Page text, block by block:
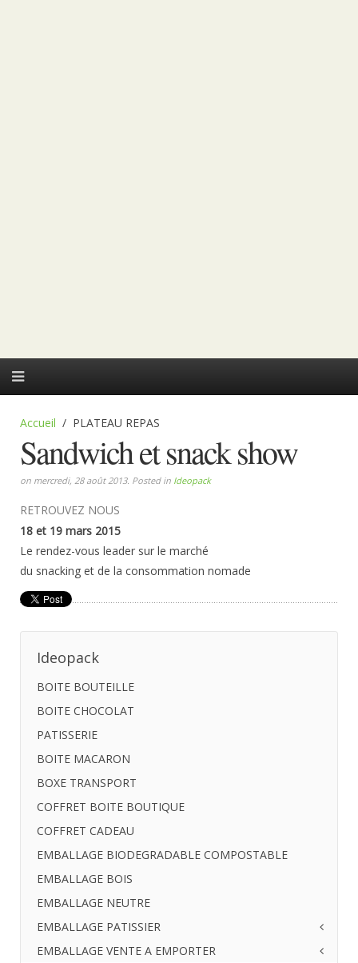
Accueil PLATEAU REPAS
Sandwich et snack show
on mercredi, 28 août 2013. Posted in Ideopack
RETROUVEZ NOUS
18 et 19 mars 2015
Le rendez-vous leader sur le marché
du snacking et de la consommation nomade
Ideopack
BOITE BOUTEILLE
BOITE CHOCOLAT
PATISSERIE
BOITE MACARON
BOXE TRANSPORT
COFFRET BOITE BOUTIQUE
COFFRET CADEAU
EMBALLAGE BIODEGRADABLE COMPOSTABLE
EMBALLAGE BOIS
EMBALLAGE NEUTRE
EMBALLAGE PATISSIER
Boîte pâtissière
EMBALLAGE VENTE A EMPORTER